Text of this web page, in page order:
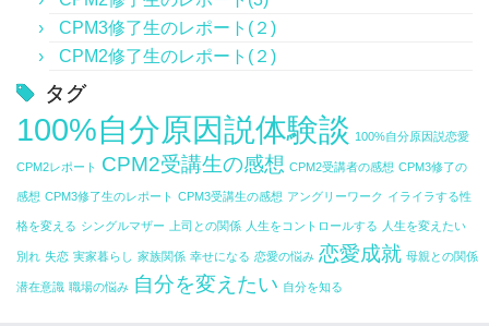
私自身もcpmを一通り学んで、
実践できるようになってきた
これからが本番だと思っています。
ここから自分の人生をどんな風にコントロールしてい
けるのか、とっても楽しみです！
いらっしゃるかもしれません。
わたくし自身、
あることも知らない真っ暗闇の中にある、被験者がい
ない椅子の存在は？
歴史は変えられるのか？過去が変えられるのであれ
ば、過去にとった写真の中の事実と思っていた映像
は？？等と、
日常的な考えから視点を変えていかなければ理解しが
たく、
自分でわかっているつもりで実際には全くわかってい
なかったということがわかりました。
頑張っているのに、私ばっかり報われない、とか
恋愛がうまくいかない、とか
単純に潜在意識に興味がある、とか
色々な理由があるかと思います。私もそうでした。
そもそも何かしらの悩みや潜在意識に対する興味があ
るから
まりあさんのブログでつながっているのだと思いま
何か変化があるな～位でした。
思考ってこうやって現実化してるんだ～。ふ～ん。っ
て感じだったんですよね。
でもCOM3で論理的に思考の現実化を学んでからは
まず論理的に学ぶ事で
自分の中で漠然と信じていたけど、
気づきをいただきました。
私は、いつも何気なく、
質問のメールに
アドバイスをくださいと書いてしまっていました。
何度も。
その返事に、
『サポートからどのような回答が欲しいの？』といた
だき、
ストレートにぐさりと刺さりました。
そして認めることで
安心していられるようになりました。
きっと、
CPM2でいままでの自分の中の常識を覆していき、
頭だけではなく、
また、
周りの人も自分だということがわかり、
今までは何かショックなことをされたり
まだまだ受け入れられない考え方を目の当たりにし、
また世界で起きる不幸な出来事も
は、
ちょうど職場もさらに環境が悪化し、
人員不足、過剰業務で
寝る時間以外は
自分のために時間も取れなくなってきたことを言い訳
に
CPMの世界から距離をおきました。
なりました。
自分の意外な発見になり、笑いながらできる様になり
嬉しいです。
また、潜在意識の凄さ、素晴らしさに感動しました。
誰かに聞かなくても、
ここは直した方が良い所ですよ～。
ここは、良い所ですよ～。と教えてくれるので！
一人でも多く人が、この感覚を掴めたら、生き方がと
CPM3修了生のレポート(２)
CPM2修了生のレポート(２)
タグ
100%自分原因説体験談 100%自分原因説恋愛
CPM2レポート CPM2受講生の感想 CPM2受講者の感想 CPM3修了の
感想 CPM3修了生のレポート CPM3受講生の感想 アングリーワーク イライラする性
格を変える シングルマザー 上司との関係 人生をコントロールする 人生を変えたい
別れ 失恋 実家暮らし 家族関係 幸せになる 恋愛の悩み 恋愛成就 母親との関係
潜在意識 職場の悩み 自分を変えたい 自分を知る